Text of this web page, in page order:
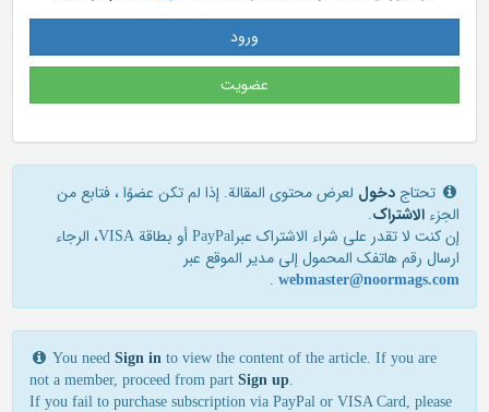
ورود
عضویت
تحتاج دخول لعرض محتوى المقالة. إذا لم تكن عضوًا ، فتابع من
الجزء الاشتراک.
إن كنت لا تقدر علی شراء الاشتراك عبرPayPal أو بطاقة VISA، الرجاء
ارسال رقم هاتفك المحمول إلی مدير الموقع عبر
webmaster@noormags.com
.
You need Sign in to view the content of the article. If you are
not a member, proceed from part Sign up.
If you fail to purchase subscription via PayPal or VISA Card, please